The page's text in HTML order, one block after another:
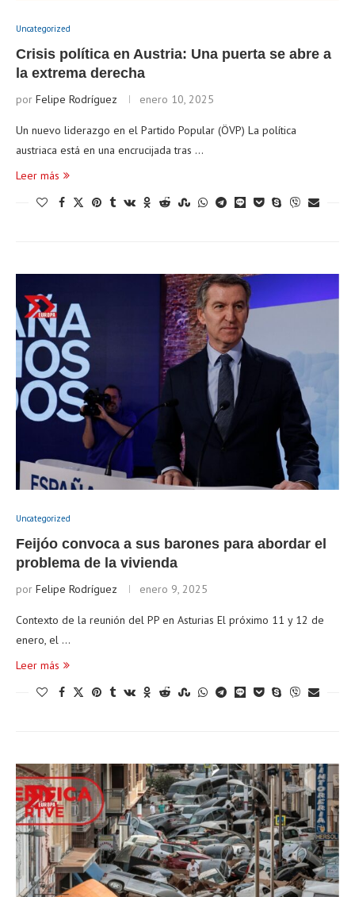
Uncategorized
Crisis política en Austria: Una puerta se abre a
la extrema derecha
por Felipe Rodríguez enero 10, 2025
Un nuevo liderazgo en el Partido Popular (ÖVP) La política
austriaca está en una encrucijada tras …
Leer más
Uncategorized
Feijóo convoca a sus barones para abordar el
problema de la vivienda
por Felipe Rodríguez enero 9, 2025
Contexto de la reunión del PP en Asturias El próximo 11 y 12 de
enero, el …
Leer más